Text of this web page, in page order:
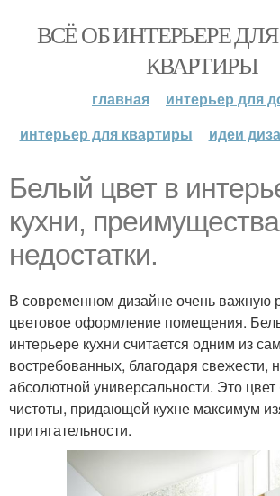
ВСЁ ОБ ИНТЕРЬЕРЕ
КВАРТИРЫ
главная
интерьер для
интерьер для квартиры
идеи
Белый цвет в
кухни,
недостатки.
В современном дизайне очень важную
цветовое оформление помещения.
интерьере кухни считается одним из
востребованных, благодаря свежести,
абсолютной универсальности. Это цвет
чистоты, придающей кухне максимум
притягательности.